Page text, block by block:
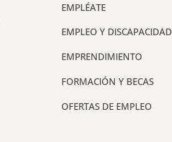
EMPLÉATE
EMPLEO Y DISCAPACIDAD
EMPRENDIMIENTO
FORMACIÓN Y BECAS
OFERTAS DE EMPLEO